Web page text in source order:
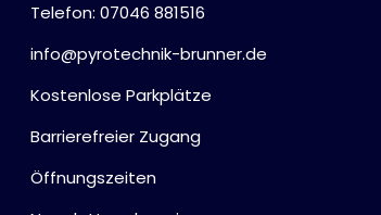
Telefon: 07046 881516
info@pyrotechnik-brunner.de
Kostenlose Parkplätze
Barrierefreier Zugang
Öffnungszeiten